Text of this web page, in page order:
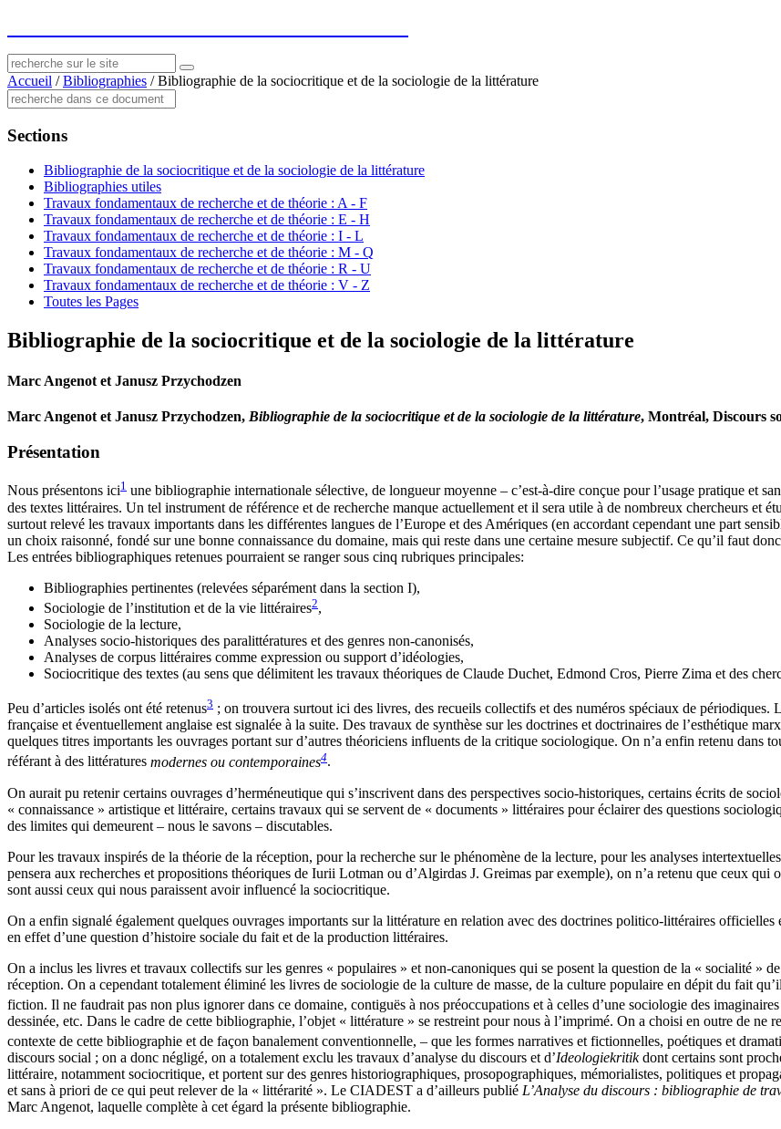
Accueil /Bibliographies /Bibliographie de la sociocritique et de la sociologie de la littérature
Sections
Bibliographie de la sociocritique et de la sociologie de la littérature
Bibliographies utiles
Travaux fondamentaux de recherche et de théorie : A - F
Travaux fondamentaux de recherche et de théorie : E - H
Travaux fondamentaux de recherche et de théorie : I - L
Travaux fondamentaux de recherche et de théorie : M - Q
Travaux fondamentaux de recherche et de théorie : R - U
Travaux fondamentaux de recherche et de théorie : V - Z
Toutes les Pages
Bibliographie de la sociocritique et de la sociologie de la littérature
Marc Angenot et Janusz Przychodzen
Marc Angenot et Janusz Przychodzen, Bibliographie de la sociocritique et de la sociologie de la littérature, Montréal, Discours
Présentation
Nous présentons ici1 une bibliographie internationale sélective, de longueur moyenne – c’est-à-dire conçue pour l’usage pratique et
des textes littéraires. Un tel instrument de référence et de recherche manque actuellement et il sera utile à de nombreux chercheurs et
surtout relevé les travaux importants dans les différentes langues de l’Europe et des Amériques (en accordant cependant une part
un choix raisonné, fondé sur une bonne connaissance du domaine, mais qui reste dans une certaine mesure subjectif. Ce qu’il faut
Les entrées bibliographiques retenues pourraient se ranger sous cinq rubriques principales:
Bibliographies pertinentes (relevées séparément dans la section I),
Sociologie de l’institution et de la vie littéraires2,
Sociologie de la lecture,
Analyses socio-historiques des paralittératures et des genres non-canonisés,
Analyses de corpus littéraires comme expression ou support d’idéologies,
Sociocritique des textes (au sens que délimitent les travaux théoriques de Claude Duchet, Edmond Cros, Pierre Zima et des
Peu d’articles isolés ont été retenus3 ; on trouvera surtout ici des livres, des recueils collectifs et des numéros spéciaux de
française et éventuellement anglaise est signalée à la suite. Des travaux de synthèse sur les doctrines et doctrinaires de l’esthétique
quelques titres importants les ouvrages portant sur d’autres théoriciens influents de la critique sociologique. On n’a enfin retenu dans
référant à des littératures modernes ou contemporaines4.
On aurait pu retenir certains ouvrages d’herméneutique qui s’inscrivent dans des perspectives socio-historiques, certains écrits de
« connaissance » artistique et littéraire, certains travaux qui se servent de « documents » littéraires pour éclairer des questions
des limites qui demeurent – nous le savons – discutables.
Pour les travaux inspirés de la théorie de la réception, pour la recherche sur le phénomène de la lecture, pour les analyses
pensera aux recherches et propositions théoriques de Iurii Lotman ou d’Algirdas J. Greimas par exemple), on n’a retenu que ceux
sont aussi ceux qui nous paraissent avoir influencé la sociocritique.
On a enfin signalé également quelques ouvrages importants sur la littérature en relation avec des doctrines politico-littéraires
en effet d’une question d’histoire sociale du fait et de la production littéraires.
On a inclus les livres et travaux collectifs sur les genres « populaires » et non-canoniques qui se posent la question de la « socialité »
réception. On a cependant totalement éliminé les livres de sociologie de la culture de masse, de la culture populaire en dépit du fait
fiction. Il ne faudrait pas non plus ignorer dans ce domaine, contiguës à nos préoccupations et à celles d’une sociologie des
dessinée, etc. Dans le cadre de cette bibliographie, l’objet « littérature » se restreint pour nous à l’imprimé. On a choisi en outre de
contexte de cette bibliographie et de façon banalement conventionnelle, – que les formes narratives et fictionnelles, poétiques et
discours social ; on a donc négligé, on a totalement exclu les travaux d’analyse du discours et d’Ideologiekritikdont certains sont
littéraire, notamment sociocritique, et portent sur des genres historiographiques, prosopographiques, mémorialistes, politiques et
et sans à priori de ce qui peut relever de la « littérarité ». Le CIADEST a d’ailleurs publié L’Analyse du discours : bibliographie de
Marc Angenot, laquelle complète à cet égard la présente bibliographie.